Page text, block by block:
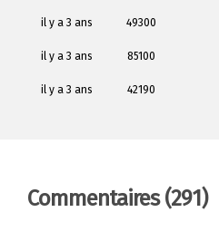
il y a 3 ans 49300
il y a 3 ans 85100
il y a 3 ans 42190
Commentaires(291)